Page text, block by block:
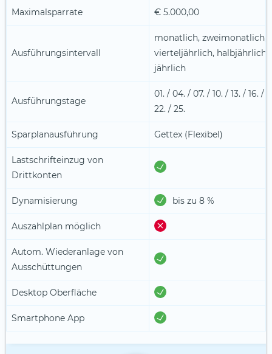
Maximalsparrate € 5.000,00
Ausführungsintervall
monatlich, zweimonatlich,
vierteljährlich, halbjährlich,
jährlich
Ausführungstage
01. / 04. / 07. / 10. / 13. / 16. /
22. / 25.
Sparplanausführung Gettex (Flexibel)
Lastschrifteinzug von
Drittkonten
Dynamisierung bis zu 8 %
Auszahlplan möglich
Autom. Wiederanlage von
Ausschüttungen
Desktop Oberfläche
Smartphone App